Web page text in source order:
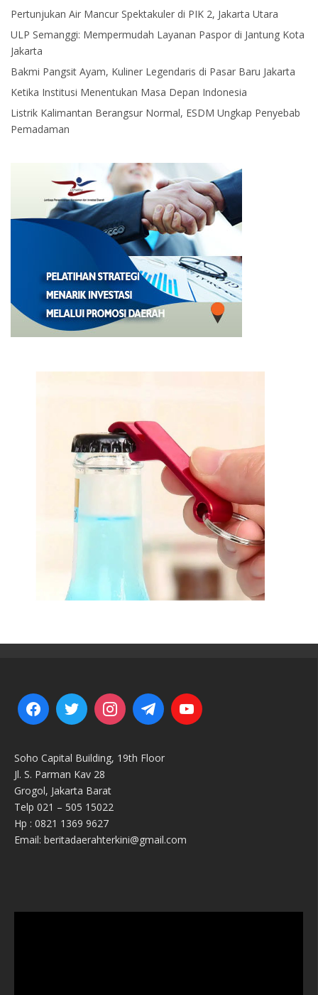
Pertunjukan Air Mancur Spektakuler di PIK 2, Jakarta Utara
ULP Semanggi: Mempermudah Layanan Paspor di Jantung Kota
Jakarta
Bakmi Pangsit Ayam, Kuliner Legendaris di Pasar Baru Jakarta
Ketika Institusi Menentukan Masa Depan Indonesia
Listrik Kalimantan Berangsur Normal, ESDM Ungkap Penyebab
Pemadaman
Soho Capital Building, 19th Floor
Jl. S. Parman Kav 28
Grogol, Jakarta Barat
Telp 021 – 505 15022
Hp : 0821 1369 9627
Email: beritadaerahterkini@gmail.com